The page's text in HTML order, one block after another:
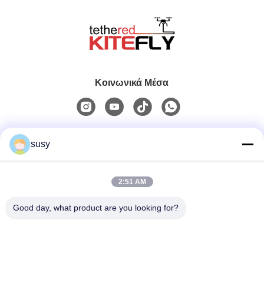
Κοινωνικά Μέσα
0086-19952400441
susy
2:51 AM
Good day, what product are you looking for?